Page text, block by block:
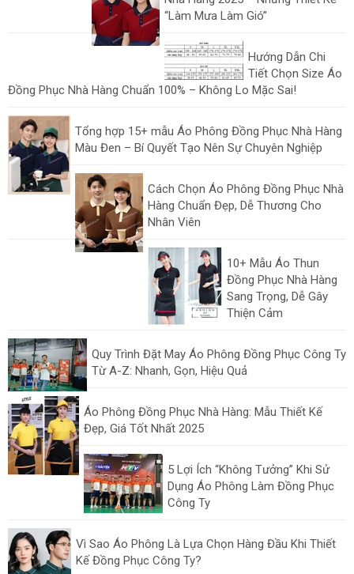
“Làm Mưa Làm Gió”
Hướng Dẫn Chi
Tiết Chọn Size Áo
Đồng Phục Nhà Hàng Chuẩn 100% – Không Lo Mặc Sai!
Tổng hợp 15+ mẫu Áo Phông Đồng Phục Nhà Hàng
Màu Đen – Bí Quyết Tạo Nên Sự Chuyên Nghiệp
Cách Chọn Áo Phông Đồng Phục Nhà
Hàng Chuẩn Đẹp, Dễ Thương Cho
Nhân Viên
10+ Mẫu Áo Thun
Đồng Phục Nhà Hàng
Sang Trọng, Dễ Gây
Thiện Cảm
Quy Trình Đặt May Áo Phông Đồng Phục Công Ty
Từ A-Z: Nhanh, Gọn, Hiệu Quả
Áo Phông Đồng Phục Nhà Hàng: Mẫu Thiết Kế
Đẹp, Giá Tốt Nhất 2025
5 Lợi Ích “Không Tưởng” Khi Sử
Dụng Áo Phông Làm Đồng Phục
Công Ty
Vì Sao Áo Phông Là Lựa Chọn Hàng Đầu Khi Thiết
Kế Đồng Phục Công Ty?